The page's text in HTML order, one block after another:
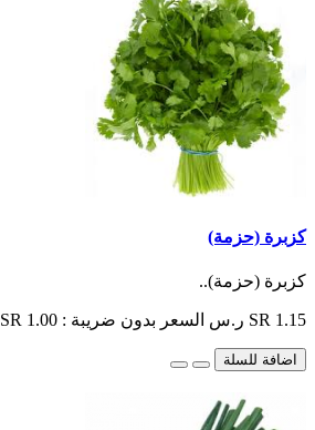
كزبرة (حزمة)
كزبرة (حزمة)..
SR 1.15 ر.س السعر بدون ضريبة : SR 1.00 ر.س
اضافة للسلة